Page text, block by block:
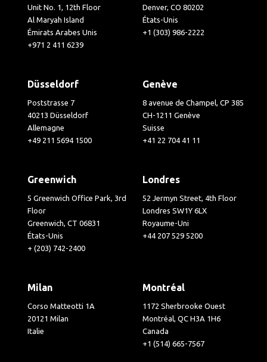
Unit No. 1, 12th Floor
Al Maryah Island
Émirats Arabes Unis
+971 2 411 6239
Denver, CO 80202
États-Unis
+1 (303) 986-2222
Düsseldorf
Poststrasse 7
40213 Düsseldorf
Allemagne
+49 211 5694 1500
Genève
8 avenue de Champel, CP 385
CH-1211 Genève
Suisse
+41 22 704 41 11
Greenwich
5 Greenwich Office Park, 3rd
Floor
Greenwich, CT 06831
États-Unis
+ (203) 742-2400
Londres
52 Jermyn Street, 4th Floor
Londres SW1Y 6LX
Royaume-Uni
+44 207 529 5200
Milan
Corso Matteotti 1A
20121 Milan
Italie
Montréal
1172 Sherbrooke Ouest
Montréal, QC H3A 1H6
Canada
+1 (514) 665-7567